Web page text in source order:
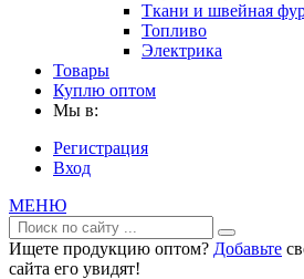
Ткани и швейная
Топливо
Электрика
Товары
Куплю оптом
Мы в:
Регистрация
Вход
МЕНЮ
Ищете продукцию оптом? Добавьте
сайта его увидят!